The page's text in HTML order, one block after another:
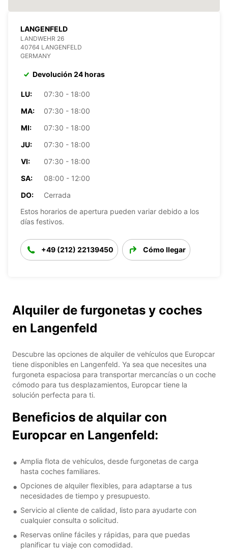
LANGENFELD
LANDWEHR 26
40764 LANGENFELD
GERMANY
Devolución 24 horas
LU:
07:30 - 18:00
MA:
07:30 - 18:00
MI:
07:30 - 18:00
JU:
07:30 - 18:00
VI:
07:30 - 18:00
SA:
08:00 - 12:00
DO:
Cerrada
Estos horarios de apertura pueden variar debido a los
días festivos.
+49 (212) 22139450 Cómo llegar
Alquiler de furgonetas y coches
en Langenfeld
Descubre las opciones de alquiler de vehículos que Europcar
tiene disponibles en Langenfeld. Ya sea que necesites una
furgoneta espaciosa para transportar mercancías o un coche
cómodo para tus desplazamientos, Europcar tiene la
solución perfecta para ti.
Beneficios de alquilar con
Europcar en Langenfeld:
Amplia flota de vehículos, desde furgonetas de carga
hasta coches familiares.
Opciones de alquiler flexibles, para adaptarse a tus
necesidades de tiempo y presupuesto.
Servicio al cliente de calidad, listo para ayudarte con
cualquier consulta o solicitud.
Reservas online fáciles y rápidas, para que puedas
planificar tu viaje con comodidad.